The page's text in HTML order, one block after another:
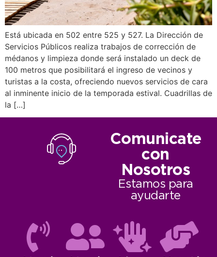
Está ubicada en 502 entre 525 y 527. La Dirección de
Servicios Públicos realiza trabajos de corrección de
médanos y limpieza donde será instalado un deck de
100 metros que posibilitará el ingreso de vecinos y
turistas a la costa, ofreciendo nuevos servicios de cara
al inminente inicio de la temporada estival. Cuadrillas de
la […]
Comunicate
con
Nosotros
Estamos para
ayudarte